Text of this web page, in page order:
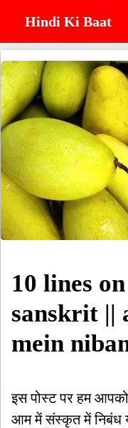
content
Hindi Ki Baat
10 lines
sanskrit ||
mein
इस पोस्ट पर हम
आम में संस्कृत में निबंध